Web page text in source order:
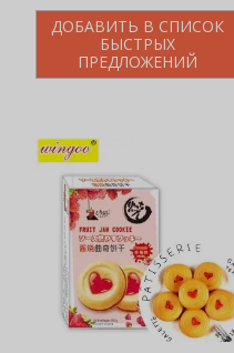
ДОБАВИТЬ В СПИСОК
БЫСТРЫХ
ПРЕДЛОЖЕНИЙ